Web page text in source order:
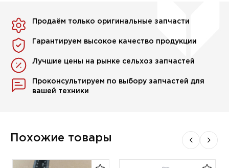
Продаём только оригинальные запчасти
Гарантируем высокое качество продукции
Лучшие цены на рынке сельхоз запчастей
Проконсультируем по выбору запчастей для
вашей техники
Похожие товары